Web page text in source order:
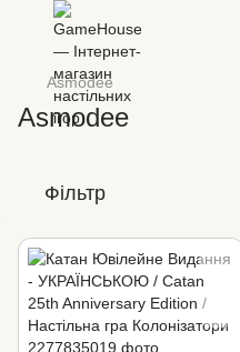
Asmodee
Asmodee
Фільтр